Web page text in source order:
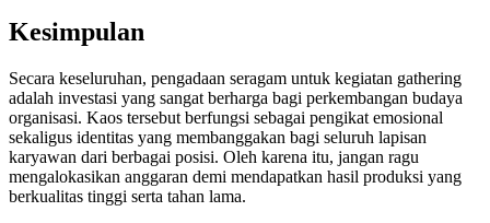
Kesimpulan
Secara keseluruhan, pengadaan seragam untuk kegiatan gathering
adalah investasi yang sangat berharga bagi perkembangan budaya
organisasi. Kaos tersebut berfungsi sebagai pengikat emosional
sekaligus identitas yang membanggakan bagi seluruh lapisan
karyawan dari berbagai posisi. Oleh karena itu, jangan ragu
mengalokasikan anggaran demi mendapatkan hasil produksi yang
berkualitas tinggi serta tahan lama.